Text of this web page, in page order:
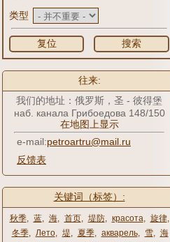
类型
复位 搜索
往来:
我们的地址：俄罗斯，圣 - 彼得堡
наб. канала Грибоедова 148/150
在地图上显示
e-mail:petroartru@mail.ru
反馈表
关键词（标签）:
秋季, 蓝, 海, 首页, 堤防, красота, 旋律,
冬季, Лето, 堤, 夏季, акварель, 雪, 海